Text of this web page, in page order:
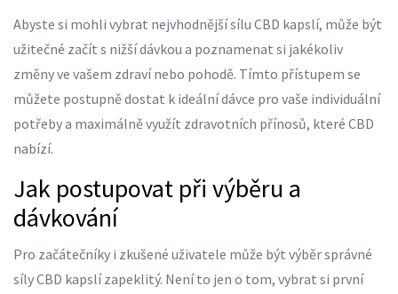
Abyste si mohli vybrat nejvhodnější sílu CBD kapslí, může být
užitečné začít s nižší dávkou a poznamenat si jakékoliv
změny ve vašem zdraví nebo pohodě. Tímto přístupem se
můžete postupně dostat k ideální dávce pro vaše individuální
potřeby a maximálně využít zdravotních přínosů, které CBD
nabízí.
Jak postupovat při výběru a
dávkování
Pro začátečníky i zkušené uživatele může být výběr správné
síly CBD kapslí zapeklitý. Není to jen o tom, vybrat si první